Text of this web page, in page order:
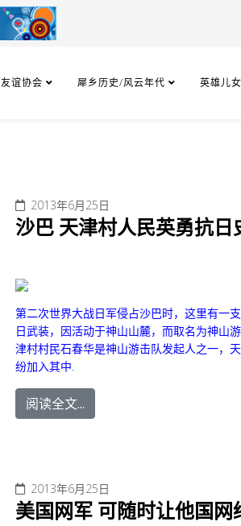
友谊协会 犀乡历史/风云年代 英雄儿
2013年6月25日
沙巴 天津村人民英勇抗日
第二次世界大战日军侵占沙巴时，这里有一
日武装，因活动于神山山麓，而取名为神山
津村村民石春华是神山游击队发起人之一，
纷加入其中.
阅读全文...
2013年6月25日
美国网军 可随时让他国网